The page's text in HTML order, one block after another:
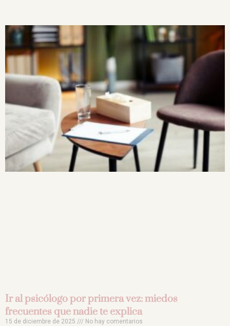
Ir al psicólogo por primera vez: miedos
frecuentes que nadie te explica
15 de diciembre de 2025 No hay comentarios